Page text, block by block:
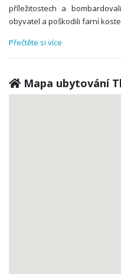
příležitostech a
obyvatel a poškodili farní
Přečtěte si více
Mapa ubytování